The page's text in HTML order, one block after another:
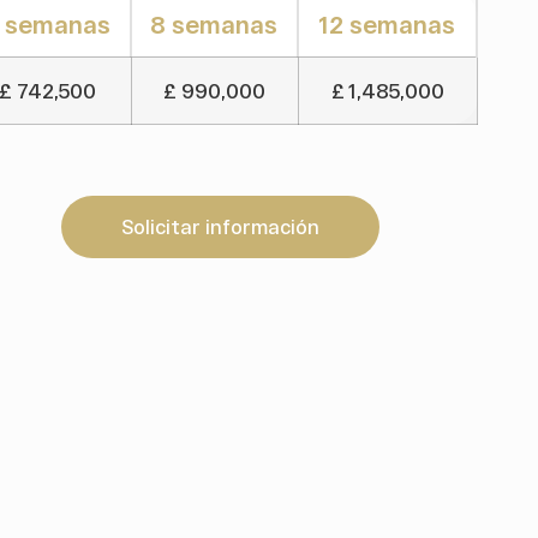
8 semanas 12 semanas
£ 742,500 £ 990,000 £ 1,485,000
Solicitar información